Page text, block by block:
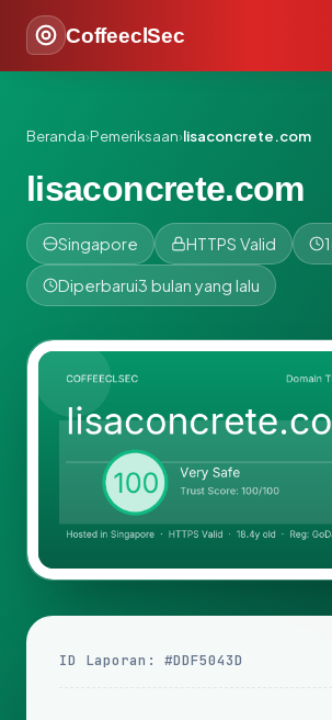
CoffeeclSec
Beranda›Pemeriksaan›lisaconcrete.com
lisaconcrete.com
Singapore HTTPS Valid
Diperbarui3 bulan yang lalu
ID Laporan: #DDF5043D